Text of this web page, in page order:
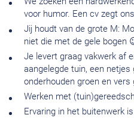
voor humor. Een cv zegt
Jij houdt van de grote M:
niet die met de gele bogen
Je levert graag vakwerk af
aangelegde tuin, een
onderhouden groen en vers
Werken met
Ervaring in het buitenwerk